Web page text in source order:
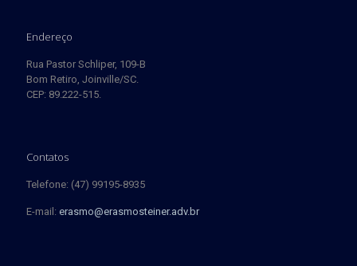
Endereço
Rua Pastor Schliper, 109-B
Bom Retiro, Joinville/SC.
CEP: 89.222-515.
Contatos
Telefone: (47) 99195-8935
E-mail: erasmo@erasmosteiner.adv.br